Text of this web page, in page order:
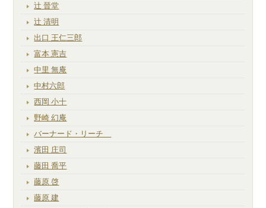
辻 晉堂
辻 清明
出口 王仁三郎
富本 憲吉
中里 無庵
中村六郎
西岡 小十
野崎 幻庵
バーナード・リーチ
濱田 庄司
藤田 喬平
藤原 啓
藤原 建